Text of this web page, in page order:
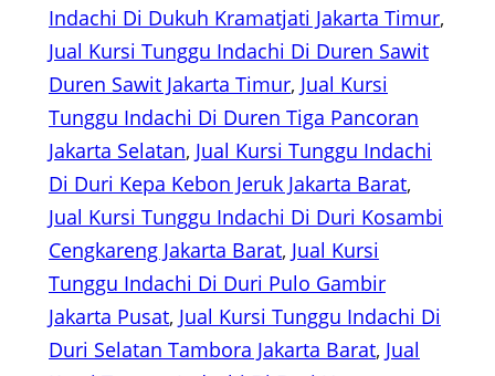
Indachi Di Dukuh Kramatjati Jakarta Timur
Jual Kursi Tunggu Indachi Di Duren Sawit
Duren Sawit Jakarta Timur, Jual Kursi
Tunggu Indachi Di Duren Tiga Pancoran
Jakarta Selatan, Jual Kursi Tunggu Indachi
Di Duri Kepa Kebon Jeruk Jakarta Barat
Jual Kursi Tunggu Indachi Di Duri Kosambi
Cengkareng Jakarta Barat, Jual Kursi
Tunggu Indachi Di Duri Pulo Gambir
Jakarta Pusat, Jual Kursi Tunggu Indachi Di
Duri Selatan Tambora Jakarta Barat, Jual